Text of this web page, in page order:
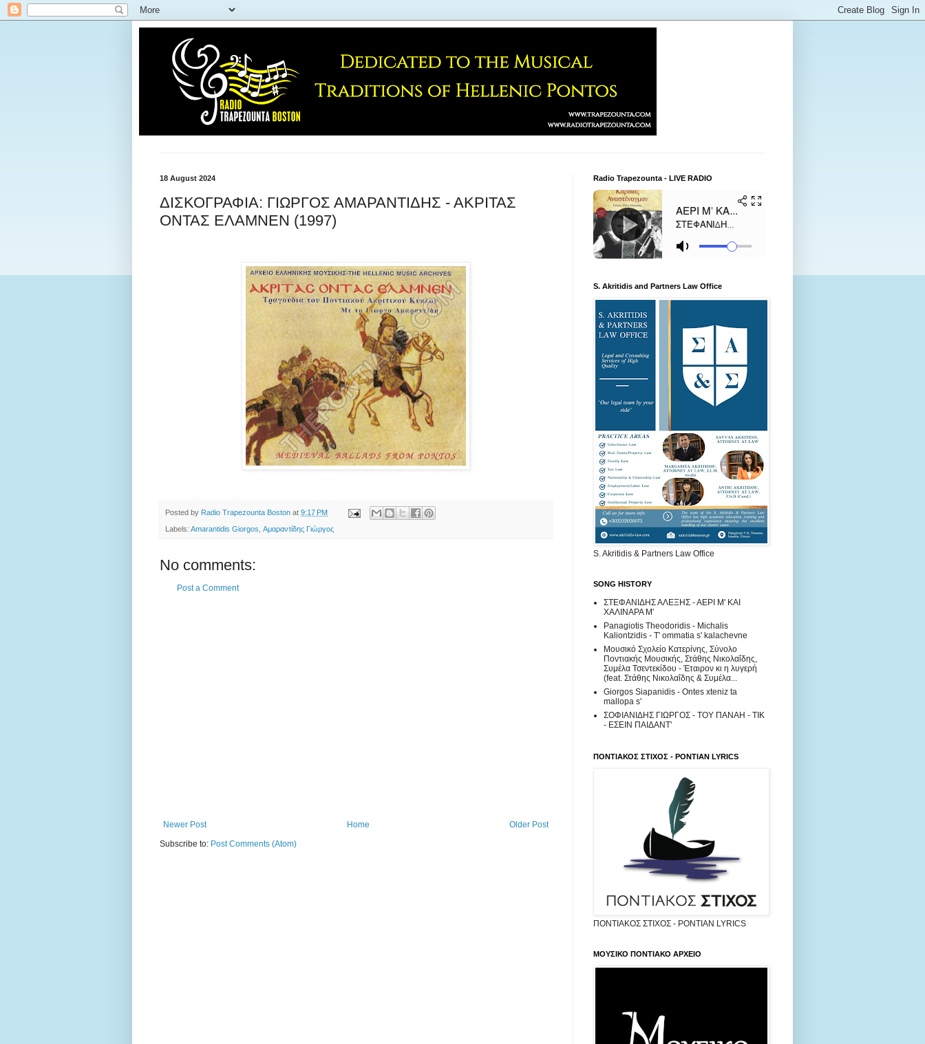
18 August 2024
ΔΙΣΚΟΓΡΑΦΙΑ: ΓΙΩΡΓΟΣ ΑΜΑΡΑΝΤΙΔΗΣ - ΑΚΡΙΤΑΣ
ΟΝΤΑΣ ΕΛΑΜΝΕΝ (1997)
Posted by Radio Trapezounta Boston at 9:17 PM
Labels: Amarantidis Giorgos Αμαραντίδης Γιώργος
No comments:
Post a Comment
Newer Post Older Post
Home
Subscribe to: Post Comments (Atom)
Radio Trapezounta - LIVE RADIO
S. Akritidis and Partners Law Office
S. Akritidis & Partners Law Office
SONG HISTORY
ΣΤΕΦΑΝΙΔΗΣ ΑΛΕΞΗΣ - ΑΕΡΙ Μ' ΚΑΙ
ΧΑΛΙΝΑΡΑ Μ'
Panagiotis Theodoridis - Michalis
Kaliontzidis - T' ommatia s' kalachevne
Μουσικό Σχολείο Κατερίνης, Σύνολο
Ποντιακής Μουσικής, Στάθης Νικολαΐδης,
Συμέλα Τσεντεκίδου - Έταιρον κι η λυγερή
(feat. Στάθης Νικολαΐδης & Συμέλα...
Giorgos Siapanidis - Ontes xteniz ta
mallopa s'
ΣΟΦΙΑΝΙΔΗΣ ΓΙΩΡΓΟΣ - ΤΟΥ ΠΑΝΑΗ - ΤΙΚ
- ΕΣΕΙΝ ΠΑΙΔΑΝΤ'
ΠΟΝΤΙΑΚΟΣ ΣΤΙΧΟΣ - PONTIAN LYRICS
ΠΟΝΤΙΑΚΟΣ ΣΤΙΧΟΣ - PONTIAN LYRICS
ΜΟΥΣΙΚΟ ΠΟΝΤΙΑΚΟ ΑΡΧΕΙΟ